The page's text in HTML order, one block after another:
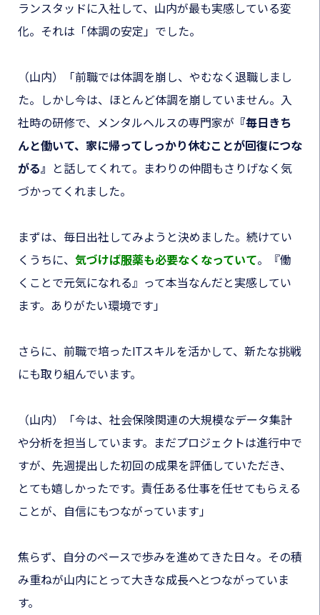
ランスタッドに入社して、山内が最も実感している変
化。それは「体調の安定」でした。
（山内）「前職では体調を崩し、やむなく退職しまし
た。しかし今は、ほとんど体調を崩していません。入
社時の研修で、メンタルヘルスの専門家が 『毎日きち
んと働いて、家に帰ってしっかり休むことが回復につな
がる』
と話してくれて。まわりの仲間もさりげなく気
づかってくれました。
まずは、毎日出社してみようと決めました。続けてい
くうちに、 気づけば服薬も必要なくなっていて。『働
くことで元気になれる』って本当なんだと実感してい
ます。ありがたい環境です」
さらに、前職で培ったITスキルを活かして、新たな挑戦
にも取り組んでいます。
（山内）「今は、社会保険関連の大規模なデータ集計
や分析を担当しています。まだプロジェクトは進行中で
すが、先週提出した初回の成果を評価していただき、
とても嬉しかったです。責任ある仕事を任せてもらえる
ことが、自信にもつながっています」
焦らず、自分のペースで歩みを進めてきた日々。その積
み重ねが山内にとって大きな成長へとつながっていま
す。